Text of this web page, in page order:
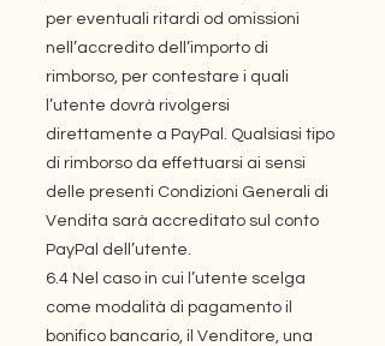
per eventuali ritardi od omissioni
nell’accredito dell’importo di
rimborso, per contestare i quali
l’utente dovrà rivolgersi
direttamente a PayPal. Qualsiasi tipo
di rimborso da effettuarsi ai sensi
delle presenti Condizioni Generali di
Vendita sarà accreditato sul conto
PayPal dell’utente.
6.4 Nel caso in cui l’utente scelga
come modalità di pagamento il
bonifico bancario, il Venditore, una